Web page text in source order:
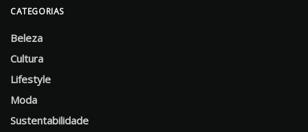
CATEGORIAS
Beleza
Cultura
Lifestyle
Moda
Sustentabilidade